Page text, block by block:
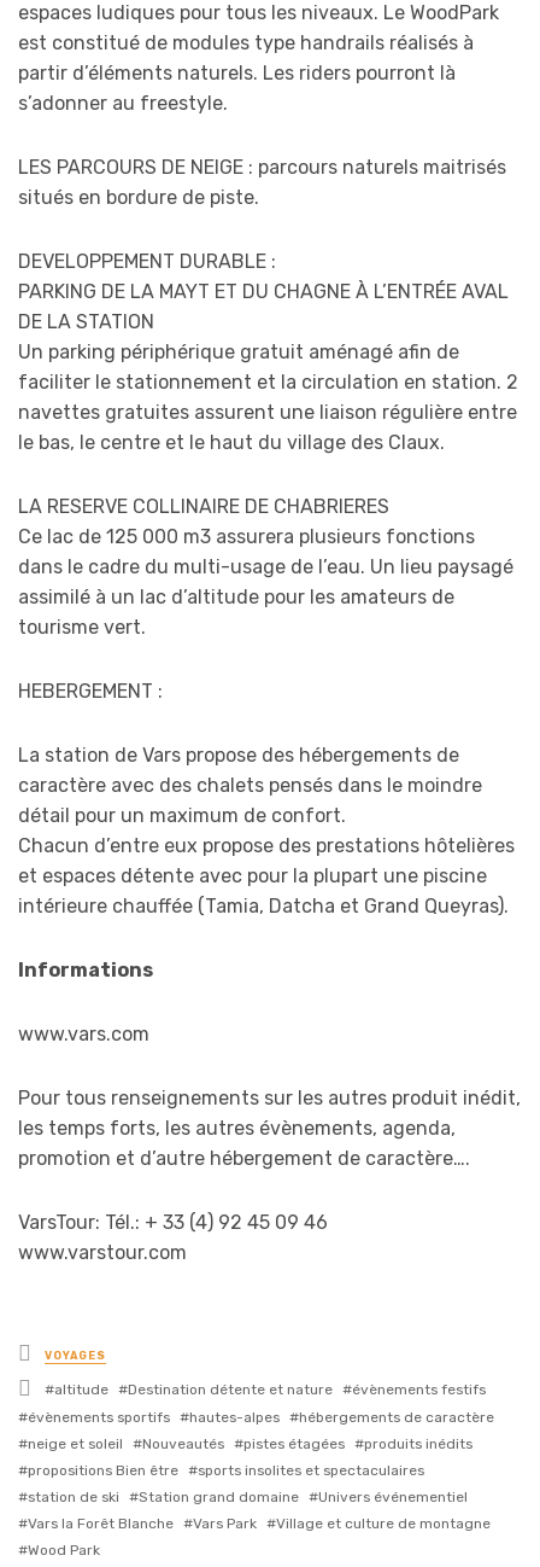
espaces ludiques pour tous les niveaux. Le WoodPark
est constitué de modules type handrails réalisés à
partir d’éléments naturels. Les riders pourront là
s’adonner au freestyle.
LES PARCOURS DE NEIGE : parcours naturels maitrisés
situés en bordure de piste.
DEVELOPPEMENT DURABLE :
PARKING DE LA MAYT ET DU CHAGNE À L’ENTRÉE AVAL
DE LA STATION
Un parking périphérique gratuit aménagé afin de
faciliter le stationnement et la circulation en station. 2
navettes gratuites assurent une liaison régulière entre
le bas, le centre et le haut du village des Claux.
LA RESERVE COLLINAIRE DE CHABRIERES
Ce lac de 125 000 m3 assurera plusieurs fonctions
dans le cadre du multi-usage de l’eau. Un lieu paysagé
assimilé à un lac d’altitude pour les amateurs de
tourisme vert.
HEBERGEMENT :
La station de Vars propose des hébergements de
caractère avec des chalets pensés dans le moindre
détail pour un maximum de confort.
Chacun d’entre eux propose des prestations hôtelières
et espaces détente avec pour la plupart une piscine
intérieure chauffée (Tamia, Datcha et Grand Queyras).
Informations
www.vars.com
Pour tous renseignements sur les autres produit inédit,
les temps forts, les autres évènements, agenda,
promotion et d’autre hébergement de caractère….
VarsTour: Tél.: + 33 (4) 92 45 09 46
www.varstour.com
Posted
in
VOYAGES
Tagged
with
altitude Destination détente et nature
évènements festifs
évènements sportifs
hautes-alpes
hébergements de caractère
neige et soleil
Nouveautés pistes étagées
produits inédits
propositions Bien être
sports insolites et spectaculaires
station de ski
Station grand domaine
Univers événementiel
Vars la Forêt Blanche
Vars Park
Village et culture de montagne
Wood Park